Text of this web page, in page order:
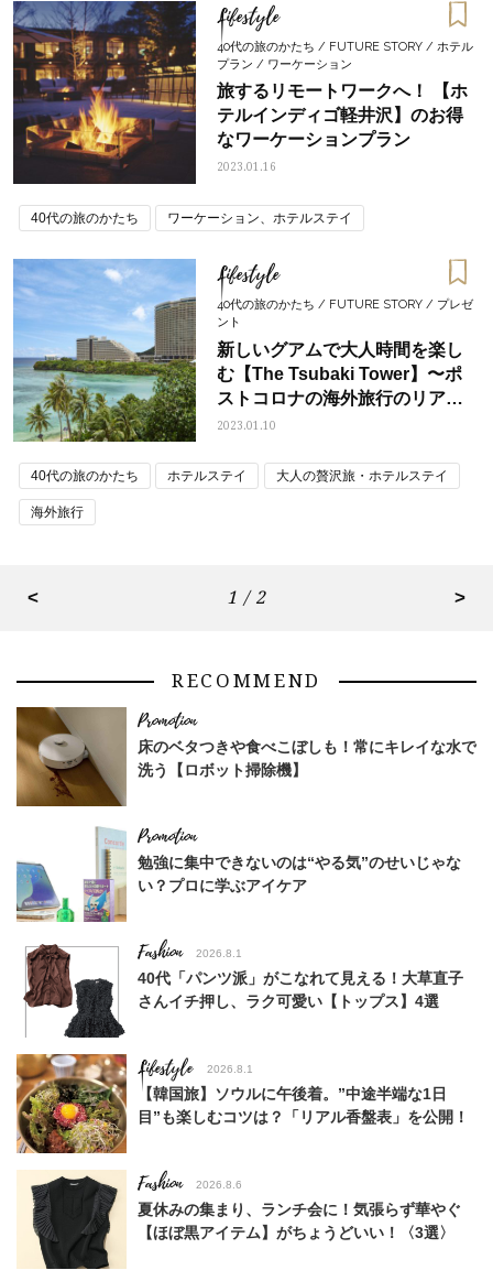
Lifestyle
40代の旅のかたち / FUTURE STORY / ホテル
プラン / ワーケーション
旅するリモートワークへ！ 【ホ
テルインディゴ軽井沢】のお得
なワーケーションプラン
2023.01.16
40代の旅のかたち ワーケーション、ホテルステイ
Lifestyle
40代の旅のかたち / FUTURE STORY / プレゼ
ント
新しいグアムで大人時間を楽し
む【The Tsubaki Tower】〜ポ
ストコロナの海外旅行のリアル
をレポート…後編〈宿泊券プレ
2023.01.10
40代の旅のかたち ホテルステイ 大人の贅沢旅・ホテルステイ
海外旅行
< 1 / 2 >
RECOMMEND
床のベタつきや食べこぼしも！常にキレイな水で
洗う【ロボット掃除機】
勉強に集中できないのは“やる気”のせいじゃな
い？プロに学ぶアイケア
Fashion 2026.8.1
40代「パンツ派」がこなれて見える！大草直子
さんイチ押し、ラク可愛い【トップス】4選
Lifestyle 2026.8.1
【韓国旅】ソウルに午後着。”中途半端な1日
目”も楽しむコツは？「リアル香盤表」を公開！
Fashion 2026.8.6
夏休みの集まり、ランチ会に！気張らず華やぐ
【ほぼ黒アイテム】がちょうどいい！〈3選〉